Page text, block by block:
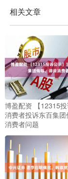
相关文章
博盈配资 【12315投
消费者投诉东百集
消费者问题